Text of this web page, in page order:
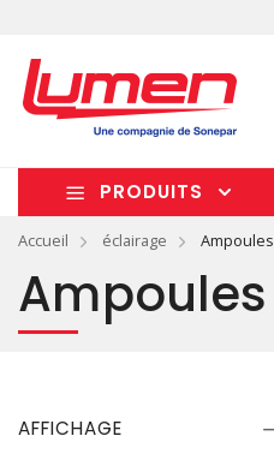
PRODUITS
Accueil éclairage Ampoules
Ampoules
AFFICHAGE